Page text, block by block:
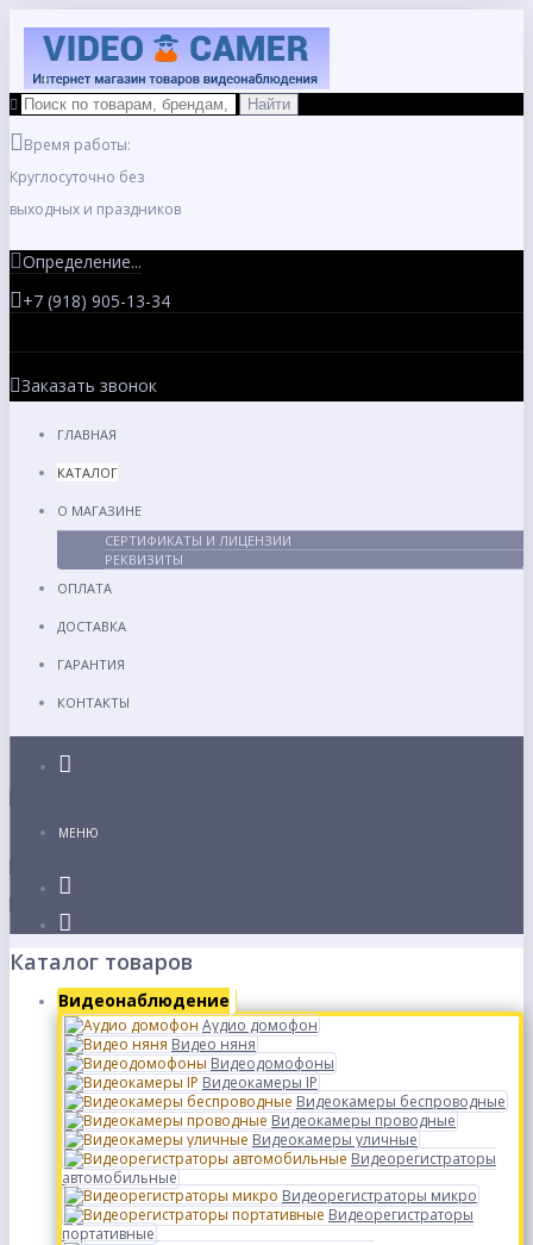
Время работы:
Круглосуточно без
выходных и праздников
Определение...
+7 (918) 905-13-34
Заказать звонок
ГЛАВНАЯ
КАТАЛОГ
О МАГАЗИНЕ
СЕРТИФИКАТЫ И ЛИЦЕНЗИИ
РЕКВИЗИТЫ
ОПЛАТА
ДОСТАВКА
ГАРАНТИЯ
КОНТАКТЫ
МЕНЮ
Каталог товаров
Видеонаблюдение
Аудио домофон
Видео няня
Видеодомофоны
Видеокамеры IP
Видеокамеры беспроводные
Видеокамеры проводные
Видеокамеры уличные
Видеорегистраторы
автомобильные
Видеорегистраторы микро
Видеорегистраторы
портативные